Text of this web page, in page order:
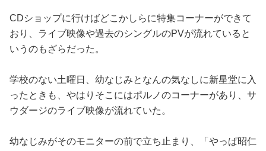
CDショップに行けばどこかしらに特集コーナーができて
おり、ライブ映像や過去のシングルのPVが流れていると
いうのもざらだった。
学校のない土曜日、幼なじみとなんの気なしに新星堂に入
ったときも、やはりそこにはポルノのコーナーがあり、サ
ウダージのライブ映像が流れていた。
幼なじみがそのモニターの前で立ち止まり、「やっぱ昭仁